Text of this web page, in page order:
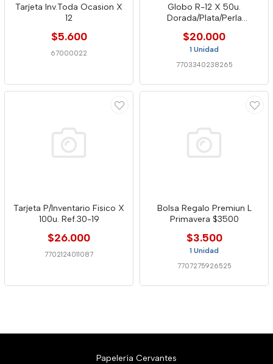
Tarjeta Inv.Toda Ocasion X
12
$5.600
67000022
Globo R-12 X 50u.
Dorada/Plata/Perla
$20.000
1 Unidad
7703340238265
Tarjeta P/Inventario Fisico X
100u. Ref.30-19
$26.000
7702124011087
Bolsa Regalo Premiun L
Primavera $3500
$3.500
1 Unidad
7707275926525
Papelería Cervantes